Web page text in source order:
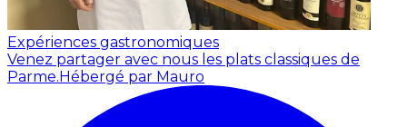
Expériences gastronomiques
Venez partager avec nous les plats classiques de
Parme.Hébergé par Mauro